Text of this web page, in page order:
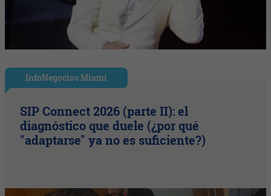
InfoNegocios Miami
SIP Connect 2026 (parte II): el
diagnóstico que duele (¿por qué
"adaptarse" ya no es suficiente?)